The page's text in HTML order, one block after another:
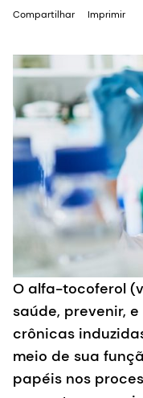
Compartilhar Imprimir
O alfa-tocoferol
saúde, prevenir,
crônicas
meio de sua
papéis nos